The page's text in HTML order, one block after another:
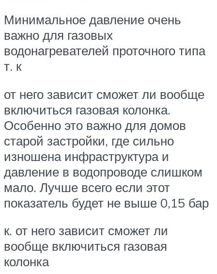
Минимальное давление очень
важно для газовых
водонагревателей проточного типа
т. к
от него зависит сможет ли вообще
включиться газовая колонка.
Особенно это важно для домов
старой застройки, где сильно
изношена инфраструктура и
давление в водопроводе слишком
мало. Лучше всего если этот
показатель будет не выше 0,15 бар
к. от него зависит сможет ли
вообще включиться газовая
колонка